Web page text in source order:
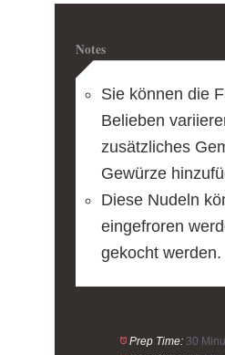
Notes
Sie können die
Belieben
zusätzliches
Gewürze
Diese Nudeln
eingefroren
gekocht werden.
Prep Time: 30